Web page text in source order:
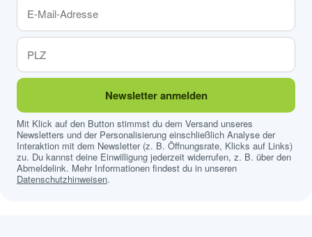
Newsletter anmelden
Mit Klick auf den Button stimmst du dem Versand unseres
Newsletters und der Personalisierung einschließlich Analyse der
Interaktion mit dem Newsletter (z. B. Öffnungsrate, Klicks auf Links)
zu. Du kannst deine Einwilligung jederzeit widerrufen, z. B. über den
Abmeldelink. Mehr Informationen findest du in unseren
Datenschutzhinweisen.